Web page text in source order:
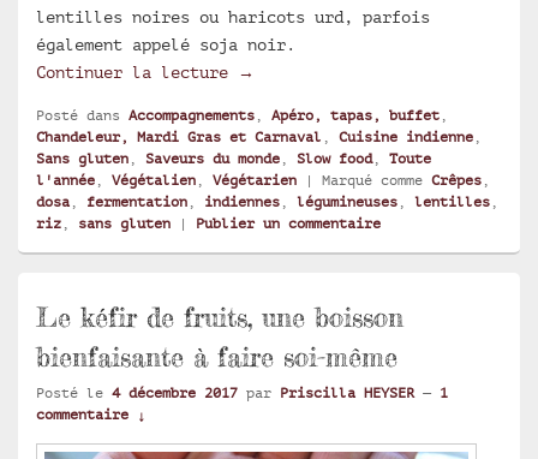
lentilles noires ou haricots urd, parfois
également appelé soja noir.
Continuer la lecture
Les dosa, crêpes indiennes
→
Posté dans Accompagnements , Apéro, tapas, buffet ,
Chandeleur, Mardi Gras et Carnaval , Cuisine indienne ,
Sans gluten , Saveurs du monde , Slow food, Toute
l'année , Végétalien , Végétarien | Marqué comme Crêpes ,
dosa , fermentation , indiennes , légumineuses , lentilles ,
riz , sans gluten | Publier un commentaire
Le kéfir de fruits, une boisson
bienfaisante à faire soi-même
Posté le 4 décembre 2017 par Priscilla HEYSER — 1
commentaire ↓